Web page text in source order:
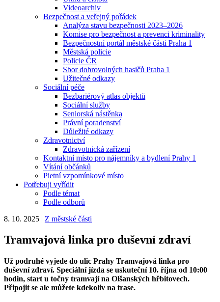
Videoarchiv
Bezpečnost a veřejný pořádek
Analýza stavu bezpečnosti 2023–2026
Komise pro bezpečnost a prevenci kriminality
Bezpečnostní portál městské části Praha 1
Městská policie
Policie ČR
Sbor dobrovolných hasičů Praha 1
Užitečné odkazy
Sociální péče
Bezbariérový atlas objektů
Sociální služby
Seniorská nástěnka
Právní poradenství
Důležité odkazy
Zdravotnictví
Zdravotnická zařízení
Kontaktní místo pro nájemníky a bydlení Prahy 1
Vítání občánků
Pietní vzpomínkové místo
Potřebuji vyřídit
Podle témat
Podle odborů
8. 10. 2025 | Z městské části
Tramvajová linka pro duševní zdraví
Už podruhé vyjede do ulic Prahy Tramvajová linka pro
duševní zdraví. Speciální jízda se uskuteční 10. října od 10:00
hodin, start u točny tramvají na Olšanských hřbitovech.
Připojit se ale můžete kdekoliv na trase.